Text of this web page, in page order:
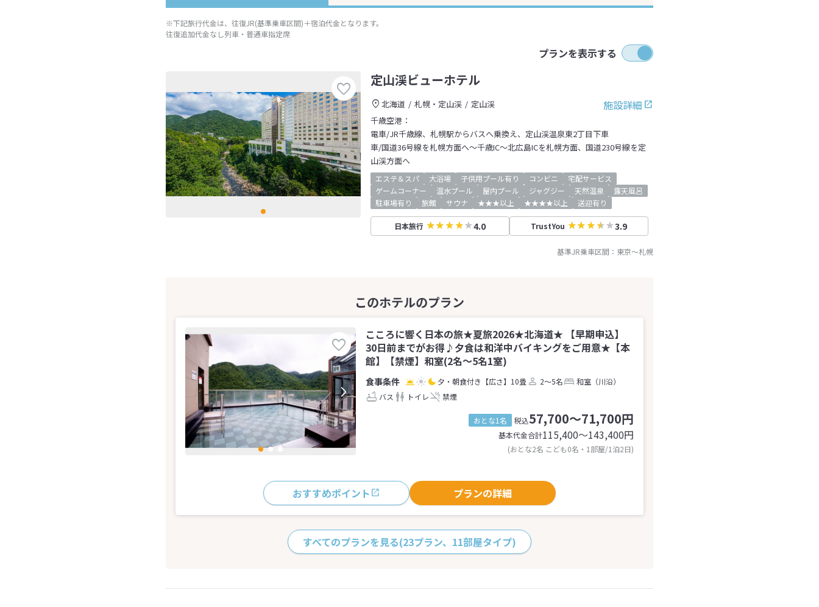
※下記旅行代金は、往復JR(基準乗車区間)＋宿泊代金となります。
往復追加代金なし列車・普通車指定席
プランを表示する
定山渓ビューホテル
施設詳細
北海道 札幌・定山渓
定山渓
千歳空港：
電車/JR千歳線、札幌駅からバスへ乗換え、定山渓温泉東2丁目下車
車/国道36号線を札幌方面へ～千歳IC～北広島ICを札幌方面、国道230号線を定
山渓方面へ
エステ＆スパ 大浴場 子供用プール有り コンビニ
宅配サービス
ゲームコーナー
温水プール 屋内プール ジャグジー 天然温泉
露天風呂
駐車場有り
旅館 サウナ ★★★以上 ★★★★以上 送迎有り
日本旅行 4.0 TrustYou 3.9
基準JR乗車区間： 東京～札幌
こころに響く日本の旅★夏旅2026★北海道★ 【早期申込】
30日前までがお得♪夕食は和洋中バイキングをご用意★【本
館】【禁煙】和室(2名～5名1室)
夕・朝食付き 【広さ】10畳 2～5名
和室（川沿）
バス
トイレ 禁煙
おとな1名 税込57,700～71,700円
基本代金合計115,400〜143,400円
(おとな2名 こども0名・1部屋/1泊2日)
おすすめポイント プランの詳細
すべてのプランを見る(23プラン、11部屋タイプ)